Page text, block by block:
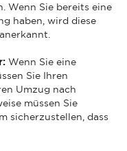
Wenn Sie bereits eine
haben, wird diese
Wenn Sie eine
Sie Ihren
Umzug nach
müssen Sie
sicherzustellen, dass